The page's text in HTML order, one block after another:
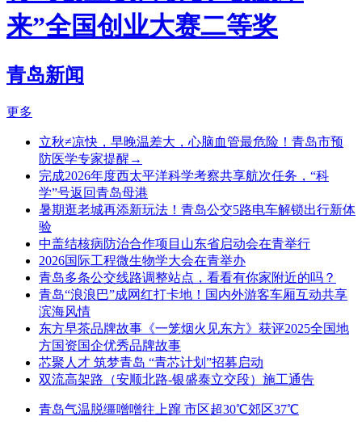
来”全国创业大赛二等奖
青岛新闻
更多
立秋≠凉快，早晚温差大，心脑血管最危险！青岛市预
防医学专家提醒→
完成2026年度西太平洋科学考察共享航次任务，“科
学”号返回青岛母港
暑期逛老城再添新玩法！青岛公交5路电车解锁出行新体
验
中盖结核病防治合作项目山东省启动会在青举行
2026国际工程微生物学大会在青举办
青岛多条公交线路调整站点，看看有你家附近的吗？
青岛“浪浪巴”成网红打卡地！国内外游客车厢互动共享
滨海风情
东方早茶品牌故事《一笼烟火见东方》获评2025全国地
方国资国企优秀品牌故事
芯聚人才 筑梦青岛 “青芯计划”招募启动
双流高架路（安顺北路-银盛泰立交段）施工通告
青岛气温脱缰噌噌往上蹿 市区超30℃郊区37℃